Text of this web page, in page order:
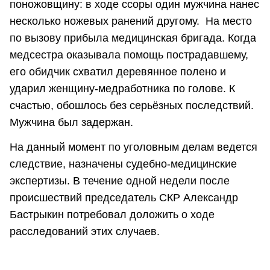
поножовщину: в ходе ссоры один мужчина нанес
несколько ножевых ранений другому. На место
по вызову прибыла медицинская бригада. Когда
медсестра оказывала помощь пострадавшему,
его обидчик схватил деревянное полено и
ударил женщину-медработника по голове. К
счастью, обошлось без серьёзных последствий.
Мужчина был задержан.
На данный момент по уголовным делам ведется
следствие, назначены судебно-медицинские
экспертизы. В течение одной недели после
происшествий председатель СКР Александр
Бастрыкин потребовал доложить о ходе
расследований этих случаев.